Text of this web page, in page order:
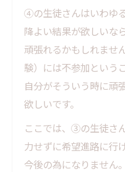
④の生徒さんはいわゆ
降よい結果が欲しいな
頑張れるかもしれませ
験）には不参加という
自分がそういう時に頑
欲しいです。
ここでは、③の生徒さ
力せずに希望進路に行
今後の為になりません